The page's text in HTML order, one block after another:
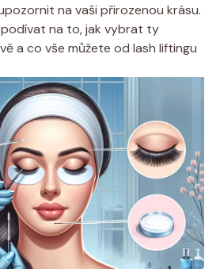
na vaši přirozenou krásu.
na to, jak vybrat ty
a co vše můžete od lash liftingu